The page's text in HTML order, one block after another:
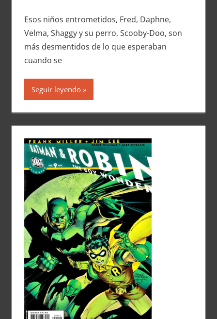
Esos niños entrometidos, Fred, Daphne,
Velma, Shaggy y su perro, Scooby-Doo, son
más desmentidos de lo que esperaban
cuando se
Seguir leyendo